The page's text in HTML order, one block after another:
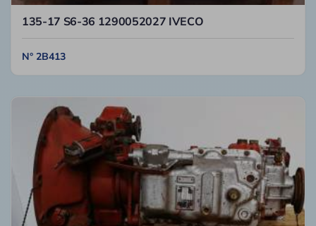
135-17 S6-36 1290052027 IVECO
N° 2B413